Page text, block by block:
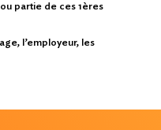
partie de ces 1ères
l’employeur, les